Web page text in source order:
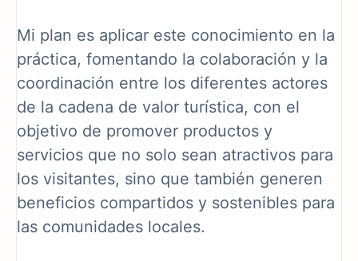
Mi plan es aplicar este conocimiento en la
práctica, fomentando la colaboración y la
coordinación entre los diferentes actores
de la cadena de valor turística, con el
objetivo de promover productos y
servicios que no solo sean atractivos para
los visitantes, sino que también generen
beneficios compartidos y sostenibles para
las comunidades locales.